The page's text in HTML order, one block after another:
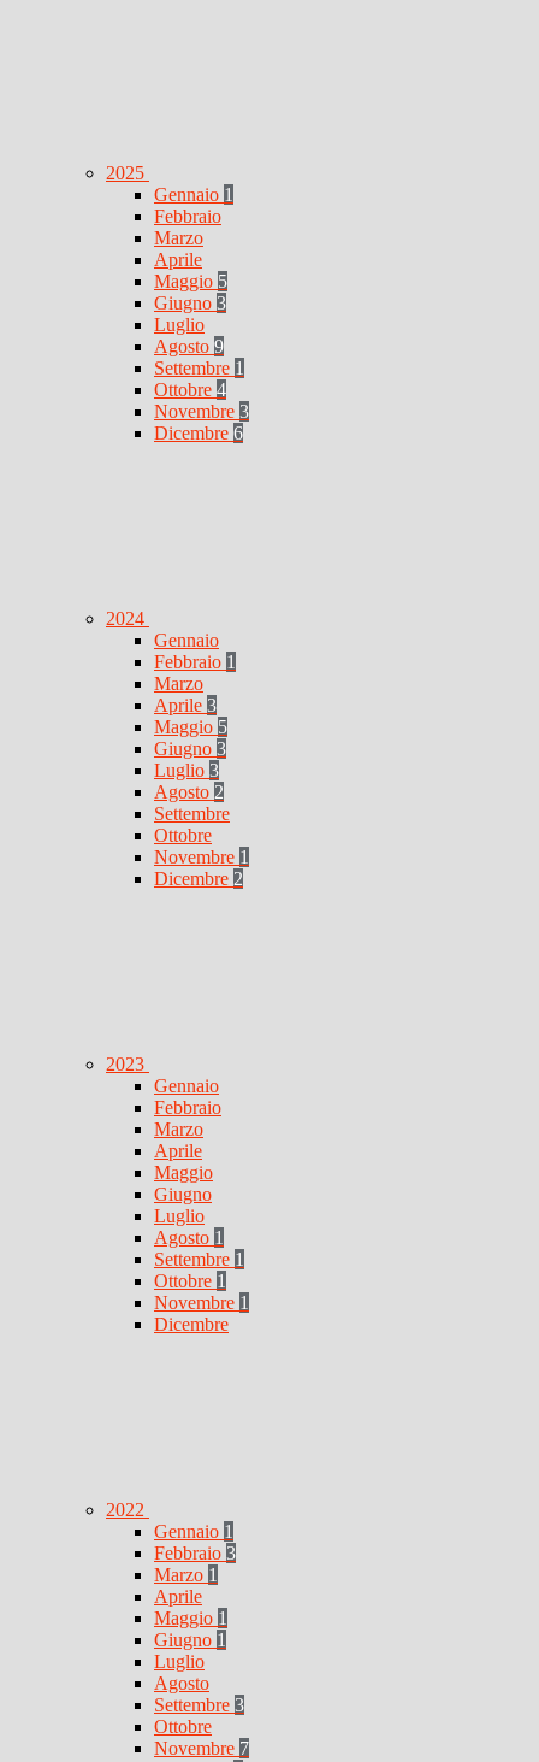
2025
Gennaio 1
Febbraio
Marzo
Aprile
Maggio 5
Giugno 3
Luglio
Agosto 9
Settembre 1
Ottobre 4
Novembre 3
Dicembre 6
2024
Gennaio
Febbraio 1
Marzo
Aprile 3
Maggio 5
Giugno 3
Luglio 3
Agosto 2
Settembre
Ottobre
Novembre 1
Dicembre 2
2023
Gennaio
Febbraio
Marzo
Aprile
Maggio
Giugno
Luglio
Agosto 1
Settembre 1
Ottobre 1
Novembre 1
Dicembre
2022
Gennaio 1
Febbraio 3
Marzo 1
Aprile
Maggio 1
Giugno 1
Luglio
Agosto
Settembre 3
Ottobre
Novembre 7